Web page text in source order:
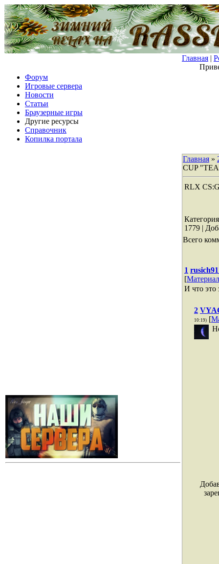
Главная |
Форум
Игровые сервера
Новости
Статьи
Браузерные игры
Другие ресурсы
Справочник
Копилка портала
Главная »
CUP
RLX
Категория
1779 |
Всего
1
[Материал
И что это
2
10:19) [